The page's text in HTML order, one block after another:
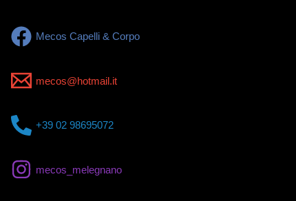
Mecos Capelli & Corpo
mecos@hotmail.it
+39 02 98695072
mecos_melegnano